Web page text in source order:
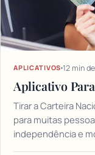
APLICATIVOS 12 min
Aplicativo
Tirar a Carteira
para muitas
independência e